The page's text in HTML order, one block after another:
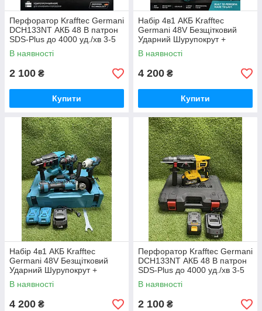
Перфоратор Krafftec Germani
DCH133NT АКБ 48 В патрон
SDS-Plus до 4000 уд./хв 3-5
Дж
В наявності
2 100 ₴
Купити
Набір 4в1 АКБ Krafftec
Germani 48V Безщітковий
Ударний Шурупокрут +
Перфоратор + Болгарка +
Гайковерт Набір 4в1
Німеччина Синій
В наявності
4 200 ₴
Купити
Набір 4в1 АКБ Krafftec
Germani 48V Безщітковий
Ударний Шурупокрут +
Перфоратор + Болгарка +
Гайковерт Набір 4в1
Німеччина Синій
В наявності
4 200 ₴
Перфоратор Krafftec Germani
DCH133NT АКБ 48 В патрон
SDS-Plus до 4000 уд./хв 3-5
Дж
В наявності
2 100 ₴